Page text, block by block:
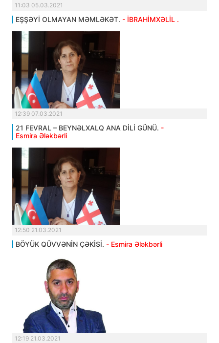
11:03 05.03.2021
EŞŞƏYİ OLMAYAN MƏMLƏKƏT. - İBRAHİMXƏLİL .
12:39 07.03.2021
21 FEVRAL – BEYNƏLXALQ ANA DİLİ GÜNÜ. -
Esmira Ələkbərli
12:50 21.03.2021
BÖYÜK QÜVVƏNİN ÇƏKİSİ. - Esmira Ələkbərli
12:19 21.03.2021